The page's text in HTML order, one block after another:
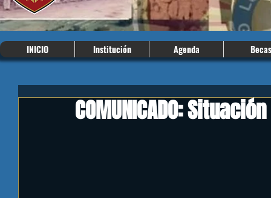
INICIO Institución Agenda Becas
COMUNICADO: